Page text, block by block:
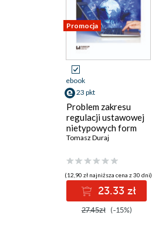
Promocja
ebook
23 pkt
Problem zakresu
regulacji ustawowej
nietypowych form
zarobkowania na
zatrudnienia
zewnętrznego i pracy
platformowej
Tomasz Duraj
(12,90 zł najniższa cena z 30 dni)
23.33 zł
27.45zł (-15%)